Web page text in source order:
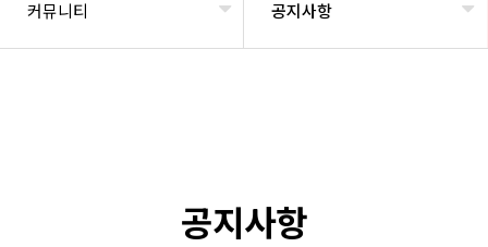
커뮤니티 공지사항
공지사항